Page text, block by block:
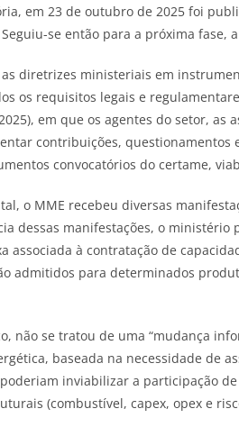
em 23 de outubro de 2025 foi
se então para a próxima fase,
diretrizes ministeriais em
os requisitos legais e
em que os agentes do setor, as
contribuições, questionamentos
convocatórios do certame,
o MME recebeu diversas
dessas manifestações, o
associada à contratação de
admitidos para determinados
não se tratou de uma “mudança
baseada na necessidade de
inviabilizar a participação
(combustível, capex, opex e